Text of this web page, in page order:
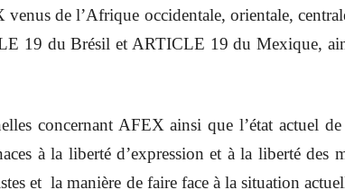
venus de l’Afrique occidentale, orientale,
19 du Brésil et ARTICLE 19 du Mexique,
concernant AFEX ainsi que l’état actuel
à la liberté d’expression et à la liberté des
et la manière de faire face à la situation